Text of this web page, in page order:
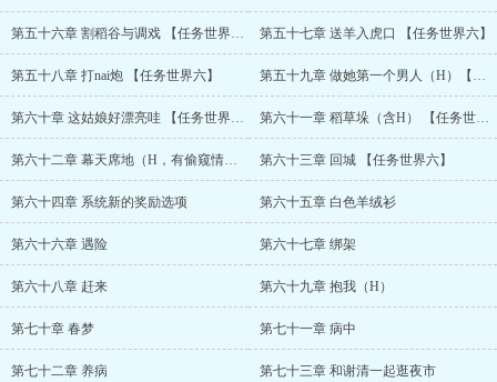
第五十六章 割稻谷与调戏 【任务世界六】 第五十七章 送羊入虎口 【任务世界六】
第五十八章 打nai炮 【任务世界六】 第五十九章 做她第一个男人（H）【任务世界六】（500珠加更）
第六十章 这姑娘好漂亮哇 【任务世界六】 第六十一章 稻草垛（含H） 【任务世界六】
第六十二章 幕天席地（H，有偷窥情节）【任务世界六】 第六十三章 回城 【任务世界六】
第六十四章 系统新的奖励选项 第六十五章 白色羊绒衫
第六十六章 遇险 第六十七章 绑架
第六十八章 赶来 第六十九章 抱我（H）
第七十章 春梦 第七十一章 病中
第七十二章 养病 第七十三章 和谢清一起逛夜市